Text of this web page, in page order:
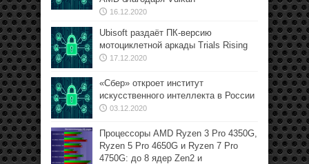
16.12.2020
Ubisoft раздаёт ПК-версию
мотоциклетной аркады Trials Rising
17.12.2020
«Сбер» откроет институт
искусственного интеллекта в России
03.12.2020
Процессоры AMD Ryzen 3 Pro 4350G,
Ryzen 5 Pro 4650G и Ryzen 7 Pro
4750G: до 8 ядер Zen2 и